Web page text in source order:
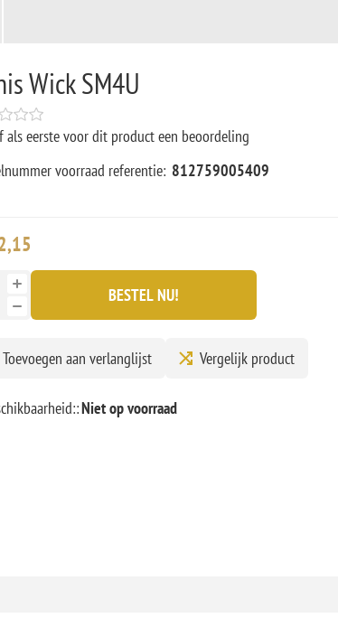
Wick SM4U
als eerste voor dit product een beoordeling
voorraad referentie: 812759005409
BESTEL NU!
Toevoegen aan verlanglijst Vergelijk product
Niet op voorraad